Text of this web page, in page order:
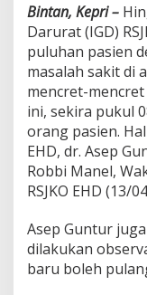
Bintan, Kepri –
Darurat (IGD)
puluhan pasien
masalah sakit di
mencret-
ini, sekira pukul
orang pasien.
EHD, dr. Asep
Robbi Manel,
RSJKO EHD (13/
Asep Guntur
dilakukan
baru boleh